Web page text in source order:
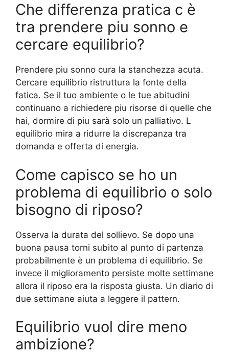
Che differenza pratica c è
tra prendere piu sonno e
cercare equilibrio?
Prendere piu sonno cura la stanchezza acuta.
Cercare equilibrio ristruttura la fonte della
fatica. Se il tuo ambiente o le tue abitudini
continuano a richiedere piu risorse di quelle che
hai, dormire di piu sarà solo un palliativo. L
equilibrio mira a ridurre la discrepanza tra
domanda e offerta di energia.
Come capisco se ho un
problema di equilibrio o solo
bisogno di riposo?
Osserva la durata del sollievo. Se dopo una
buona pausa torni subito al punto di partenza
probabilmente è un problema di equilibrio. Se
invece il miglioramento persiste molte settimane
allora il riposo era la risposta giusta. Un diario di
due settimane aiuta a leggere il pattern.
Equilibrio vuol dire meno
ambizione?